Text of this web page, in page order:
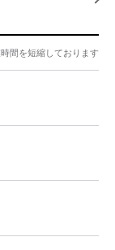
間を短縮しております